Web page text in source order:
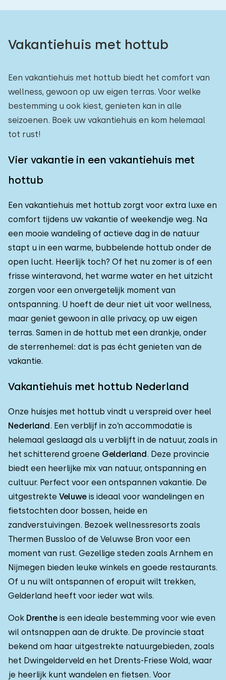
Vakantiehuis met hottub
Een vakantiehuis met hottub biedt het comfort van
wellness, gewoon op uw eigen terras. Voor welke
bestemming u ook kiest, genieten kan in alle
seizoenen. Boek uw vakantiehuis en kom helemaal
tot rust!
Vier vakantie in een vakantiehuis met
hottub
Een vakantiehuis met hottub zorgt voor extra luxe en
comfort tijdens uw vakantie of weekendje weg. Na
een mooie wandeling of actieve dag in de natuur
stapt u in een warme, bubbelende hottub onder de
open lucht. Heerlijk toch? Of het nu zomer is of een
frisse winteravond, het warme water en het uitzicht
zorgen voor een onvergetelijk moment van
ontspanning. U hoeft de deur niet uit voor wellness,
maar geniet gewoon in alle privacy, op uw eigen
terras. Samen in de hottub met een drankje, onder
de sterrenhemel: dat is pas écht genieten van de
vakantie.
Vakantiehuis met hottub Nederland
Onze huisjes met hottub vindt u verspreid over heel
Nederland. Een verblijf in zo’n accommodatie is
helemaal geslaagd als u verblijft in de natuur, zoals in
het schitterend groene Gelderland. Deze provincie
biedt een heerlijke mix van natuur, ontspanning en
cultuur. Perfect voor een ontspannen vakantie. De
uitgestrekte Veluwe is ideaal voor wandelingen en
fietstochten door bossen, heide en
zandverstuivingen. Bezoek wellnessresorts zoals
Thermen Bussloo of de Veluwse Bron voor een
moment van rust. Gezellige steden zoals Arnhem en
Nijmegen bieden leuke winkels en goede restaurants.
Of u nu wilt ontspannen of eropuit wilt trekken,
Gelderland heeft voor ieder wat wils.
Ook Drenthe is een ideale bestemming voor wie even
wil ontsnappen aan de drukte. De provincie staat
bekend om haar uitgestrekte natuurgebieden, zoals
het Dwingelderveld en het Drents-Friese Wold, waar
je heerlijk kunt wandelen en fietsen. Voor